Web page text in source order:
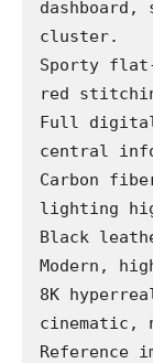
cluster.
Sporty
red
Full digital
central
Carbon
lighting
Black
Modern,
8K
cinematic,
Reference